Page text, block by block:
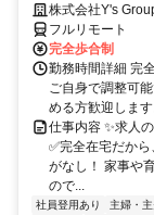
株式会社Y's
フルリモート
完全歩合制
勤務時間詳細 完
ご自身で調整可
める方歓迎しま
仕事内容 ✨求人
✅完全在宅だか
がなし！ 家事や
ので...
社員登用あり 主婦・